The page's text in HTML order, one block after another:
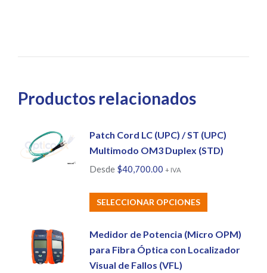
Productos relacionados
Patch Cord LC (UPC) / ST (UPC)
Multimodo OM3 Duplex (STD)
Desde $40,700.00 + IVA
SELECCIONAR OPCIONES
tiene
múltiples
Medidor de Potencia (Micro OPM)
para Fibra Óptica con Localizador
Visual de Fallos (VFL)